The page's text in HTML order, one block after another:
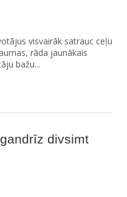
visvairāk satrauc ceļu
rāda jaunākais
bažu...
divsimt